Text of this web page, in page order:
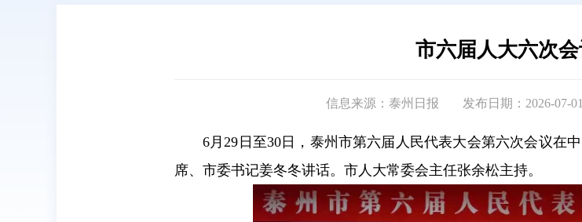
市六届人大六次
信息来源：泰州日报 发布日期：2026-07-
6月29日至30日，泰州市第六届人民代表大会第六次会议在
席、市委书记姜冬冬讲话。市人大常委会主任张余松主持。